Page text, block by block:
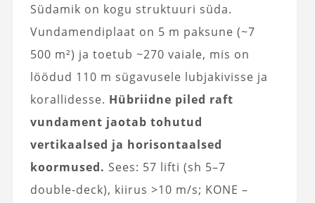
Südamik on kogu struktuuri süda.
Vundamendiplaat on 5 m paksune (~7
500 m²) ja toetub ~270 vaiale, mis on
löödud 110 m sügavusele lubjakivisse ja
korallidesse. Hübriidne piled raft
vundament jaotab tohutud
vertikaalsed ja horisontaalsed
koormused. Sees: 57 lifti (sh 5–7
double‑deck), kiirus >10 m/s; KONE –